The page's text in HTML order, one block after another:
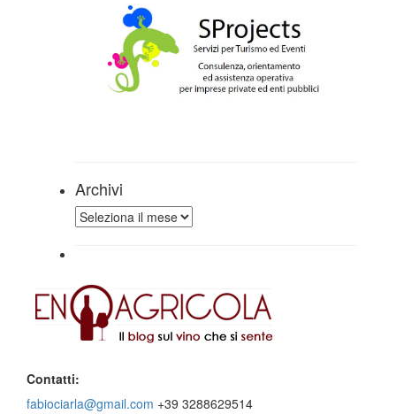
Archivi
Archivi
Contatti:
fabiociarla@gmail.com +39 3288629514